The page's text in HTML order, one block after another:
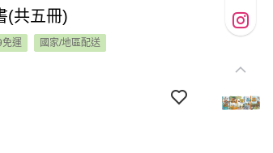
(共五冊)
運 國家/地區配送